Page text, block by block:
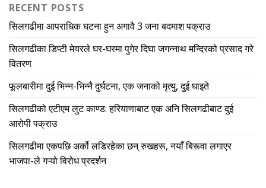
RECENT POSTS
सिलगढीमा आपराधिक घटना हुन अगावै 3 जना बदमाश पक्राउ
सिलगढीका डिप्टी मेयरले घर-घरमा पुगेर दिघा जगन्नाथ मन्दिरको प्रसाद गरे
वितरण
फूलबारीमा दुई भिन्न-भिन्नै दुर्घटना, एक जनाको मृत्यु, दुई घाइते
सिलगढीको एटीएम लुट काण्ड: हरियाणाबाट एक अनि सिलगढीबाट दुई
आरोपी पक्राउ
सिलगढीमा एकपछि अर्को लडिरहेका छन् रुखहरू, नयाँ बिरूवा लगाएर
भाजपा-ले गऱ्यो विरोध प्रदर्शन